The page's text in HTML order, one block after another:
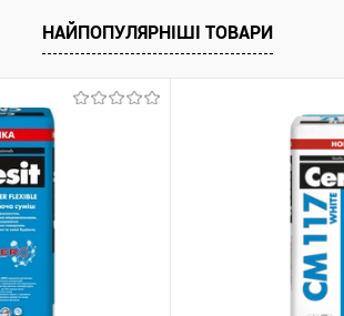
НАЙПОПУЛЯРНІШІ ТОВАРИ